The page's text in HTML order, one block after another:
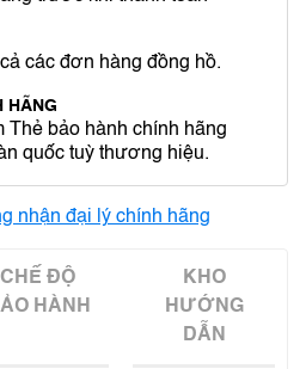
các đơn hàng đồng hồ.
HÃNG
Thẻ bảo hành chính hãng
quốc tuỳ thương hiệu.
nhận đại lý chính hãng
CHẾ ĐỘ
HÀNH
KHO
HƯỚNG
DẪN